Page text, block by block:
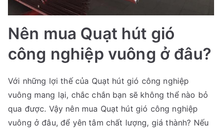
Nên mua Quạt hút gió
công nghiệp vuông ở đâu?
Với những lợi thế của Quạt hút gió công nghiệp
vuông mang lại, chắc chắn bạn sẽ không thể nào bỏ
qua được. Vậy nên mua Quạt hút gió công nghiệp
vuông ở đâu, để yên tâm chất lượng, giá thành? Nếu